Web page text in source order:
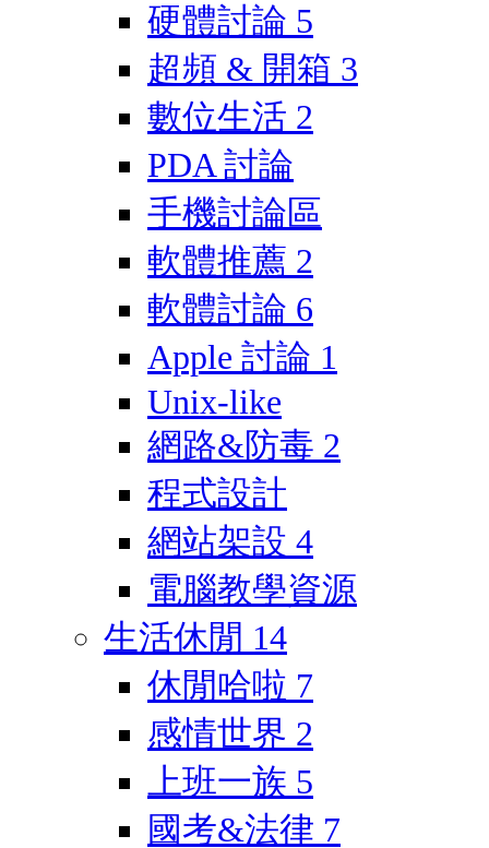
硬體討論 5
超頻 & 開箱 3
數位生活 2
PDA 討論
手機討論區
軟體推薦 2
軟體討論 6
Apple 討論 1
Unix-like
網路&防毒 2
程式設計
網站架設 4
電腦教學資源
生活休閒 14
休閒哈啦 7
感情世界 2
上班一族 5
國考&法律 7